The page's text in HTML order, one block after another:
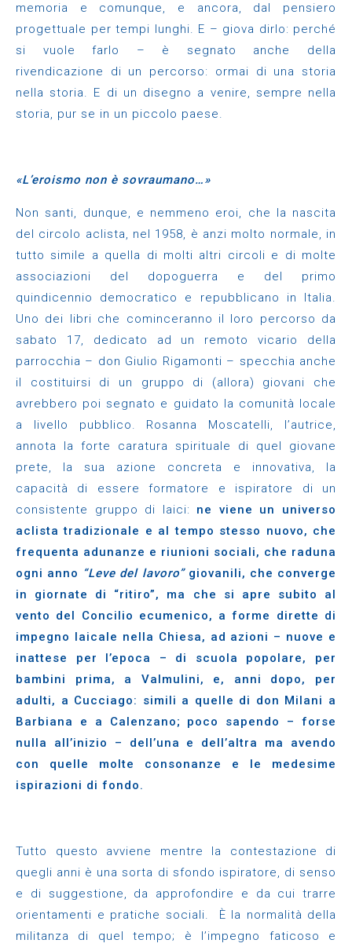
memoria e comunque, e ancora, dal pensiero
progettuale per tempi lunghi. E – giova dirlo: perché
si vuole farlo – è segnato anche della
rivendicazione di un percorso: ormai di una storia
nella storia. E di un disegno a venire, sempre nella
storia, pur se in un piccolo paese.
«L’eroismo non è sovraumano…»
Non santi, dunque, e nemmeno eroi, che la nascita
del circolo aclista, nel 1958, è anzi molto normale, in
tutto simile a quella di molti altri circoli e di molte
associazioni del dopoguerra e del primo
quindicennio democratico e repubblicano in Italia.
Uno dei libri che cominceranno il loro percorso da
sabato 17, dedicato ad un remoto vicario della
parrocchia – don Giulio Rigamonti – specchia anche
il costituirsi di un gruppo di (allora) giovani che
avrebbero poi segnato e guidato la comunità locale
a livello pubblico. Rosanna Moscatelli, l’autrice,
annota la forte caratura spirituale di quel giovane
prete, la sua azione concreta e innovativa, la
capacità di essere formatore e ispiratore di un
consistente gruppo di laici: ne viene un universo
aclista tradizionale e al tempo stesso nuovo, che
frequenta adunanze e riunioni sociali, che raduna
ogni anno “Leve del lavoro”giovanili, che converge
in giornate di “ritiro”, ma che si apre subito al
vento del Concilio ecumenico, a forme dirette di
impegno laicale nella Chiesa, ad azioni – nuove e
inattese per l’epoca – di scuola popolare, per
bambini prima, a Valmulini, e, anni dopo, per
adulti, a Cucciago: simili a quelle di don Milani a
Barbiana e a Calenzano; poco sapendo – forse
nulla all’inizio – dell’una e dell’altra ma avendo
con quelle molte consonanze e le medesime
ispirazioni di fondo.
Tutto questo avviene mentre la contestazione di
quegli anni è una sorta di sfondo ispiratore, di senso
e di suggestione, da approfondire e da cui trarre
orientamenti e pratiche sociali. È la normalità della
militanza di quel tempo; è l’impegno faticoso e